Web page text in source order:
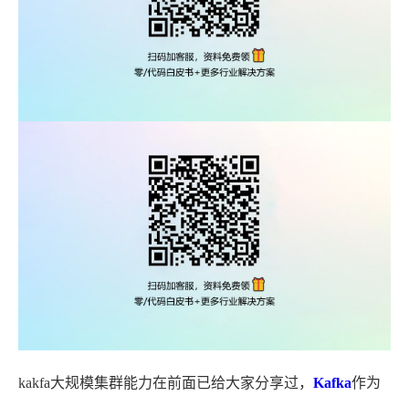
kakfa大规模集群能力在前面已给大家分享过， Kafka作为